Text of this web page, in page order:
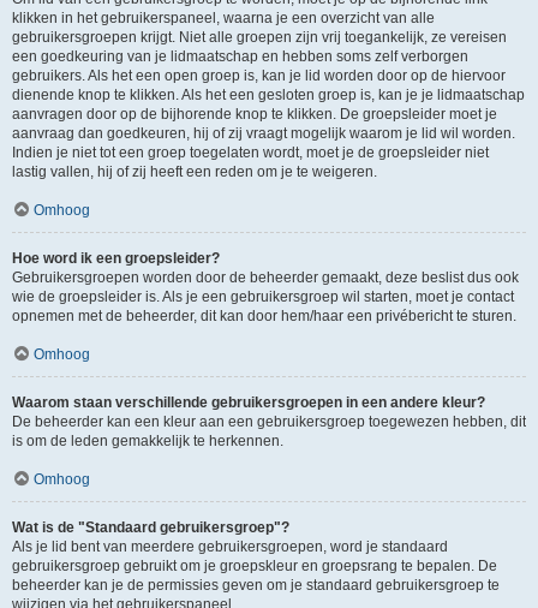
klikken in het gebruikerspaneel, waarna je een overzicht van alle
gebruikersgroepen krijgt. Niet alle groepen zijn vrij toegankelijk, ze vereisen
een goedkeuring van je lidmaatschap en hebben soms zelf verborgen
gebruikers. Als het een open groep is, kan je lid worden door op de hiervoor
dienende knop te klikken. Als het een gesloten groep is, kan je je lidmaatschap
aanvragen door op de bijhorende knop te klikken. De groepsleider moet je
aanvraag dan goedkeuren, hij of zij vraagt mogelijk waarom je lid wil worden.
Indien je niet tot een groep toegelaten wordt, moet je de groepsleider niet
lastig vallen, hij of zij heeft een reden om je te weigeren.
Omhoog
Hoe word ik een groepsleider?
Gebruikersgroepen worden door de beheerder gemaakt, deze beslist dus ook
wie de groepsleider is. Als je een gebruikersgroep wil starten, moet je contact
opnemen met de beheerder, dit kan door hem/haar een privébericht te sturen.
Omhoog
Waarom staan verschillende gebruikersgroepen in een andere kleur?
De beheerder kan een kleur aan een gebruikersgroep toegewezen hebben, dit
is om de leden gemakkelijk te herkennen.
Omhoog
Wat is de "Standaard gebruikersgroep"?
Als je lid bent van meerdere gebruikersgroepen, word je standaard
gebruikersgroep gebruikt om je groepskleur en groepsrang te bepalen. De
beheerder kan je de permissies geven om je standaard gebruikersgroep te
wijzigen via het gebruikerspaneel.